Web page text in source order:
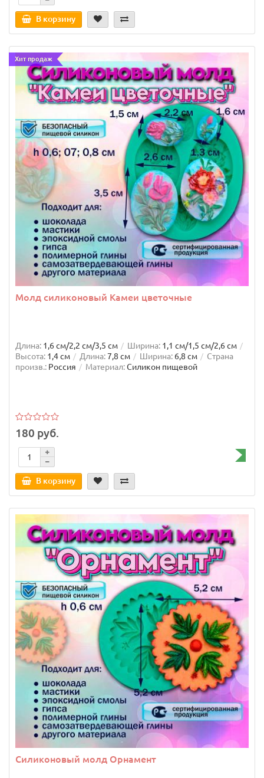
В корзину
Хит продаж
Молд силиконовый Камеи цветочные
Длина: 1,6 см/2,2 см/3,5 см Ширина: 1,1 см/1,5 см/2,6 см
Высота: 1,4 см Длина:7,8 см Ширина: 6,8 см
Страна
произв.: Россия Материал:Силикон пищевой
180 руб.
В корзину
Силиконовый молд Орнамент